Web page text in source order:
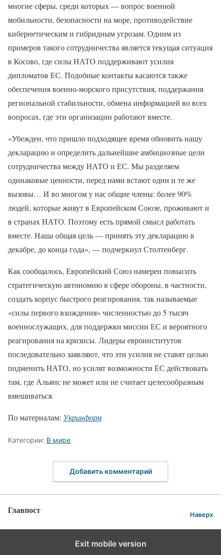
многие сферы, среди которых — вопрос военной
мобильности, безопасности на море, противодействие
кибернетическим и гибридным угрозам. Одним из
примеров такого сотрудничества является текущая ситуация
в Косово, где силы НАТО поддерживают усилия
дипломатов ЕС. Подобные контакты касаются также
обеспечения военно-морского присутствия, поддержания
региональной стабильности, обмена информацией во всех
вопросах, где эти организации работают вместе.
«Убежден, что пришло подходящее время обновить нашу
декларацию и определить дальнейшие амбициозные цели
сотрудничества между НАТО и ЕС. Мы разделяем
одинаковые ценности, перед нами встают одни и те же
вызовы… И во многом у нас общие члены: более 90%
людей, которые живут в Европейском Союзе, проживают и
в странах НАТО. Поэтому есть прямой смысл работать
вместе. Наша общая цель — принять эту декларацию в
декабре, до конца года», — подчеркнул Столтенберг.
Как сообщалось, Европейский Союз намерен повысить
стратегическую автономию в сфере обороны, в частности,
создать корпус быстрого реагирования, так называемые
«силы первого вхождения» численностью до 5 тысяч
военнослужащих, для поддержки миссии ЕС и вероятного
реагирования на кризисы. Лидеры евроинститутов
последовательно заявляют, что эти усилия не ставят целью
подменить НАТО, но усилят возможности ЕС действовать
там, где Альянс не может или не считает целесообразным
вмешиваться.
По материалам: Укринформ
Категории: В мире
Добавить комментарий
Главпост Наверх
Exit mobile version